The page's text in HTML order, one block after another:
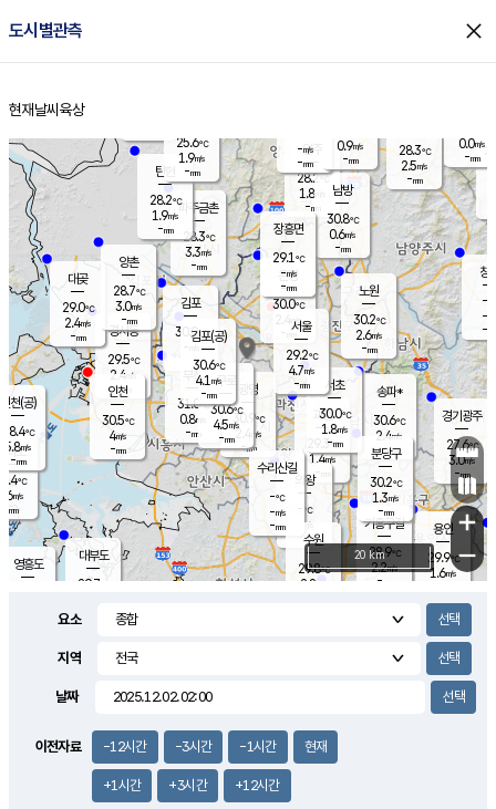
도시별관측 close
홈
현재날씨 육상
의도
℃
m/s
mm
영흥도
양주
28.2℃
1.8
-mm
과천
29.3℃
1.4m/s
- mm
용인
29.9℃
1.6m/s
경기광주
27.6℃
3.0m/s
-mm
2.4m/s
대부도
29.7
경서동
29.5℃
2.4 m/s
-mm
파주금촌
28.3℃
3.3m/s
-mm
28.3℃
2.5m/s
-mm
대곶
29.0℃
2.4m/s
-mm
창
-
-m/
-
탄현
28.2℃
1.9m/s
-mm
0.0m/s
-mm
의왕
- ℃
m/s
mm
김포
30.0℃
-m/s
mm
광명
30.9 ℃
2.4 m/s
-mm
부천
31.0℃
0.8m/s
-mm
양촌
28.7℃
3.0m/s
-mm
구로
30.6℃
4.5m/s
-mm
은평
30.0℃
2.4 m/s
- mm
노원
30.2℃
2.6m/s
-mm
송파*
30.6℃
2.4m/s
-mm
서초
30.0℃
1.8m/s
-mm
남방
30.8℃
0.6m/s
-mm
기흥구갈
28.9℃
2.2m/s
-
수리산길
-℃
-m/s
-mm
분당구
30.2℃
1.3m/s
-mm
장흥면
29.1℃
-m/s
-mm
-m/s
-mm
인천(공)
28.4℃
5.8m/s
-mm
김포(공)
30.6℃
4.1 m/s
-mm
수원
29.8℃
2.8 m/s
인천
30.5℃
4m/s
-mm
서울
29.2℃
4.7m/s
-mm
25.6℃
1.9m/s
-mm
0.9m/s
-mm
+
−
20 km
요소
지역
날짜
이전자료 -12시간 -3시간 -1시간 현재
+1시간 +3시간 +12시간